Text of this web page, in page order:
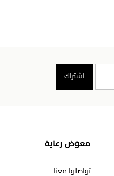
اشتراك
معوَض رعاية
تواصلوا معنا